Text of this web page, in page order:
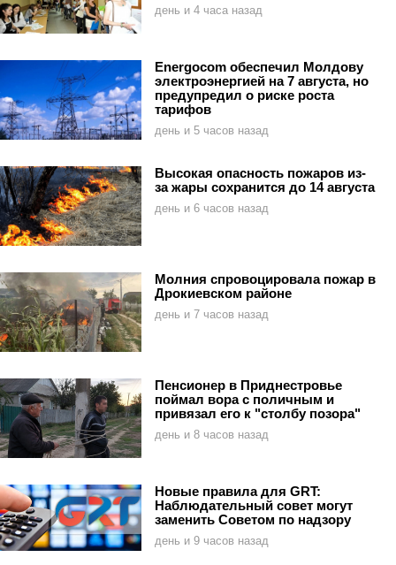
день и 4 часа назад
Energocom обеспечил Молдову
электроэнергией на 7 августа, но
предупредил о риске роста
тарифов
день и 5 часов назад
Высокая опасность пожаров из-
за жары сохранится до 14 августа
день и 6 часов назад
Молния спровоцировала пожар в
Дрокиевском районе
день и 7 часов назад
Пенсионер в Приднестровье
поймал вора с поличным и
привязал его к "столбу позора"
день и 8 часов назад
Новые правила для GRT:
Наблюдательный совет могут
заменить Советом по надзору
день и 9 часов назад